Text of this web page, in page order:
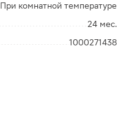
При комнатной температуре
24 мес.
1000271438